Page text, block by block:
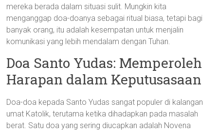
mereka berada dalam situasi sulit. Mungkin kita
menganggap doa-doanya sebagai ritual biasa, tetapi bagi
banyak orang, itu adalah kesempatan untuk menjalin
komunikasi yang lebih mendalam dengan Tuhan.
Doa Santo Yudas: Memperoleh
Harapan dalam Keputusasaan
Doa-doa kepada Santo Yudas sangat populer di kalangan
umat Katolik, terutama ketika dihadapkan pada masalah
berat. Satu doa yang sering diucapkan adalah Novena